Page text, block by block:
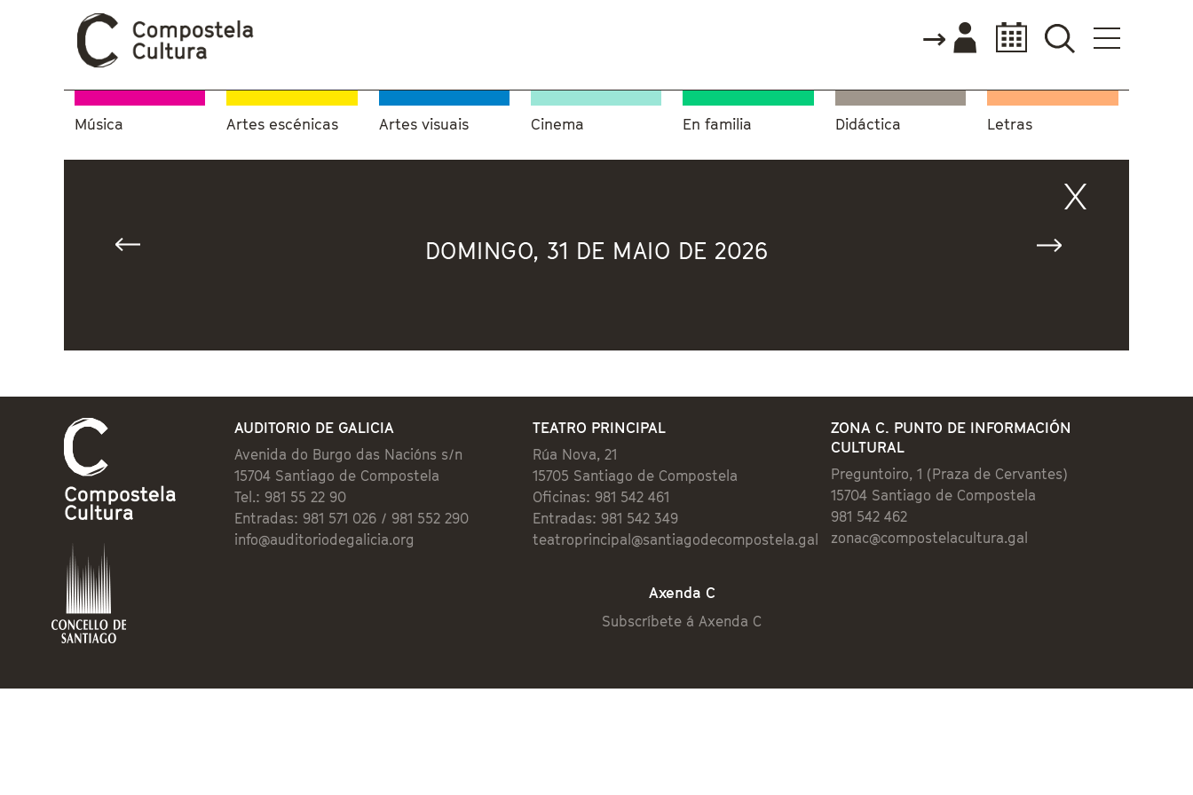
Música Artes escénicas Artes visuais Cinema En familia Didáctica Letras
DOMINGO, 31 DE MAIO DE 2026
AUDITORIO DE GALICIA
Avenida do Burgo das Nacións s/n
15704 Santiago de Compostela
Tel.: 981 55 22 90
Entradas: 981 571 026 / 981 552 290
info@auditoriodegalicia.org
TEATRO PRINCIPAL
Rúa Nova, 21
15705 Santiago de Compostela
Oficinas: 981 542 461
Entradas: 981 542 349
teatroprincipal@santiagodecompostela.gal
ZONA C. PUNTO DE INFORMACIÓN
CULTURAL
Preguntoiro, 1 (Praza de Cervantes)
15704 Santiago de Compostela
981 542 462
zonac@compostelacultura.gal
Axenda C
Subscríbete á Axenda C